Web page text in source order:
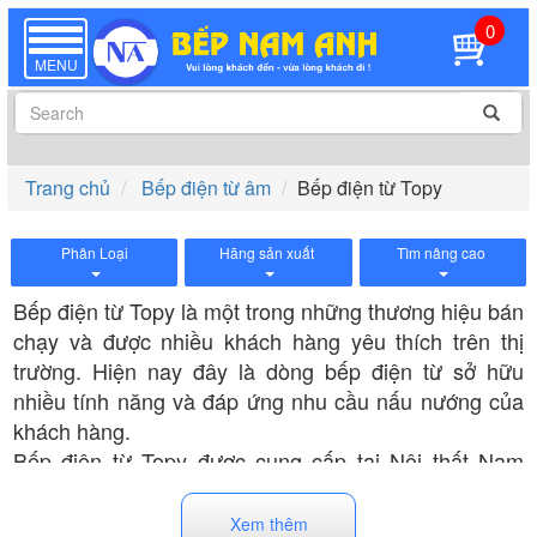
TOGGLE
NAVIGATION
MENU
0
Trang chủ Bếp điện từ âm Bếp điện từ Topy
Phân Loại Hãng sản xuất Tìm nâng cao
Bếp điện từ Topy là một trong những thương hiệu bán
chạy và được nhiều khách hàng yêu thích trên thị
trường. Hiện nay đây là dòng bếp điện từ sở hữu
nhiều tính năng và đáp ứng nhu cầu nấu nướng của
khách hàng.
Bếp điện từ Topy được cung cấp tại Nội thất Nam
Anh có mức giá dao động từ 6 triệu đến 8 triệu đồng.
Khách hàng có thể đặt mua tùy theo nhu cầu và điều
Xem thêm